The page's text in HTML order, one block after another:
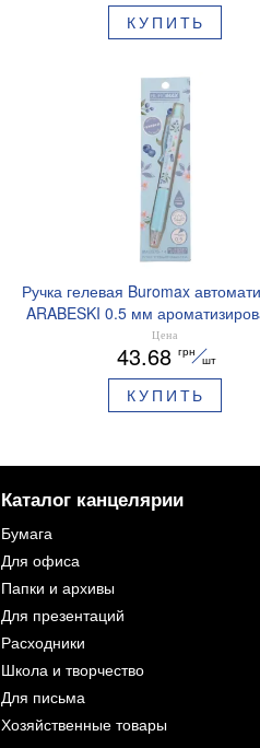
КУПИТЬ
Ручка гелевая Buromax
ARABESKI 0.5 мм
грипп синие чернила в блистере
02
Цена
43.68 грн
шт
КУПИТЬ
Каталог канцелярии
Бумага
Для офиса
Папки и архивы
Для презентаций
Расходники
Школа и творчество
Для письма
Хозяйственные товары